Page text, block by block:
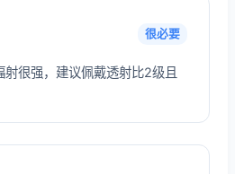
很必要
射很强，建议佩戴透射比2级且